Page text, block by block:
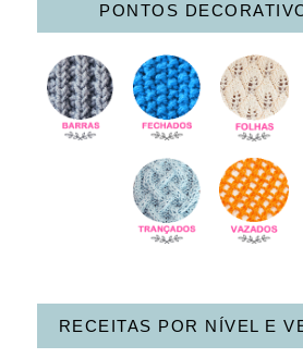
PONTOS
RECEITAS POR NÍVEL E